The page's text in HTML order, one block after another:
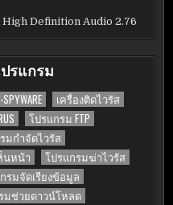
High Definition Audio 2.76
รแกรม
เครื่องติดไวรัส
โปรแกรม FTP
มกำจัดไวรัส
นหน้า
โปรแกรมฆ่าไวรัส
รมจัดเรียงข้อมูล
มช่วยดาวน์โหลด